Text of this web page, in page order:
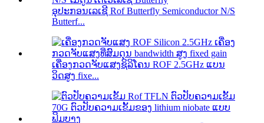
ອຸປະກອນເລເຊີ Rof Butterfly Semiconductor N/S
Butterf...
ເຄື່ອງກວດຈັບແສງຊິລິໂຄນ ROF 2.5GHz ແບນ
ວິດສູງ fixe...